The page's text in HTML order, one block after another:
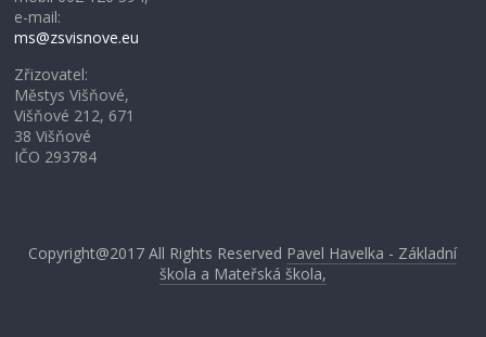
e-mail:
ms@zsvisnove.eu
Zřizovatel:
Městys Višňové,
Višňové 212, 671
38 Višňové
IČO 293784
Copyright@2017All Rights Reserved Pavel Havelka - Základní
škola a Mateřská škola,